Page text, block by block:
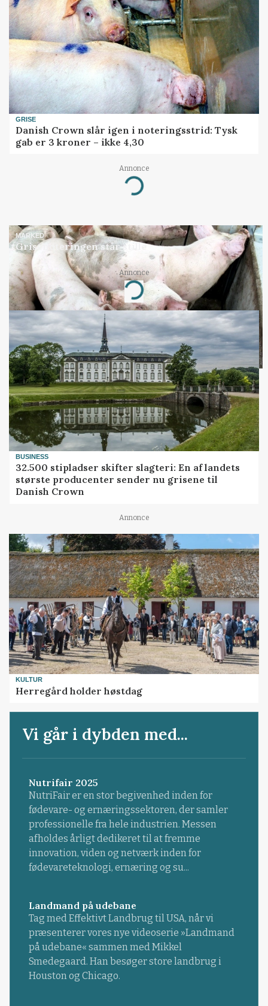
GRISE
Danish Crown slår igen i noteringsstrid: Tysk
gab er 3 kroner – ikke 4,30
Annonce
Loading...
MARKED
Grisenoteringen står stille
Annonce
Loading...
BUSINESS
32.500 stipladser skifter slagteri: En af landets
største producenter sender nu grisene til
Danish Crown
Annonce
KULTUR
Herregård holder høstdag
Vi går i dybden med...
Nutrifair 2025
NutriFair er en stor begivenhed inden for
fødevare- og ernæringssektoren, der samler
professionelle fra hele industrien. Messen
afholdes årligt dedikeret til at fremme
innovation, viden og netværk inden for
fødevareteknologi, ernæring og su...
Landmand på udebane
Tag med Effektivt Landbrug til USA, når vi
præsenterer vores nye videoserie »Landmand
på udebane« sammen med Mikkel
Smedegaard. Han besøger store landbrug i
Houston og Chicago.